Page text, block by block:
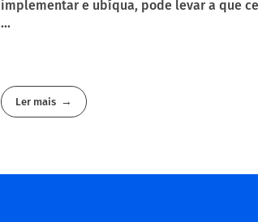
implementar e ubíqua, pode levar a que
...
Ler mais